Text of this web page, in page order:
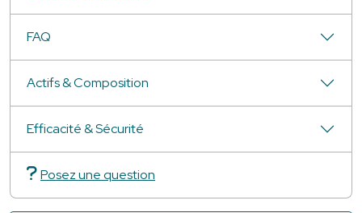
FAQ
Actifs & Composition
Efficacité & Sécurité
Posez une question